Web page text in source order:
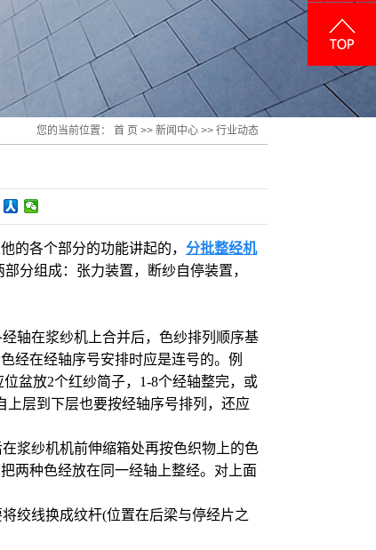
您的当前位置： 首 页 >> 新闻中心 >> 行业动态
的各个部分的功能讲起的， 分批整经机
分组成：张力装置，断纱自停装置，
轴在浆纱机上合并后，色纱排列顺序基
经在经轴序号安排时应是连号的。例
盆放2个红纱简子，1-8个经轴整完，或
上层到下层也要按经轴序号排列，还应
浆纱机机前伸缩箱处再按色织物上的色
两种色经放在同一经轴上整经。对上面
绞线换成纹杆(位置在后梁与停经片之